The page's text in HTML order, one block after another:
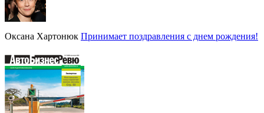
Оксана Хартонюк Принимает поздравления с днем рождения!